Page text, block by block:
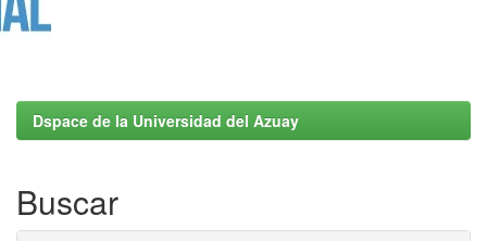
Dspace de la Universidad del Azuay
Buscar